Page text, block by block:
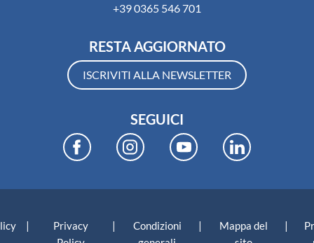
+39 0365 546 701
RESTA AGGIORNATO
ISCRIVITI ALLA NEWSLETTER
SEGUICI
|
Privacy
|
Condizioni
|
Mappa del
|